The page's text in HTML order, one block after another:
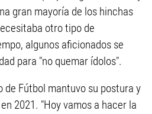
gran mayoría de los hinchas
otro tipo de
algunos aficionados se
para "no quemar ídolos".
de Fútbol mantuvo su postura y
2021. "Hoy vamos a hacer la